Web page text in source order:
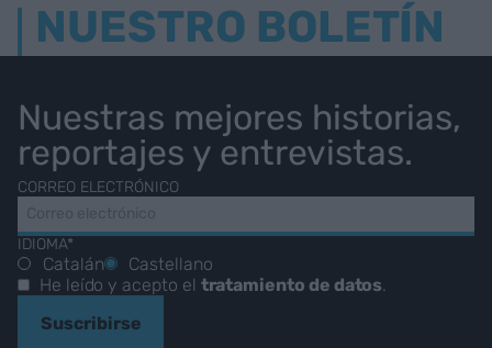
NUESTRO BOLETÍN
Nuestras mejores historias,
reportajes y entrevistas.
CORREO ELECTRÓNICO
IDIOMA*
Catalán
Castellano
He leído y acepto el tratamiento de datos.
Suscribirse